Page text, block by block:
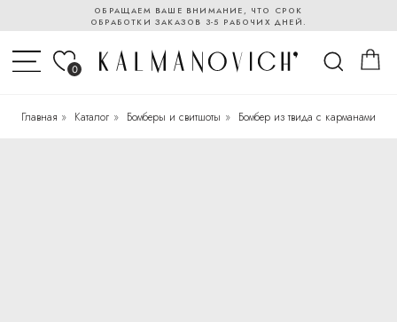
ОБРАЩАЕМ ВАШЕ ВНИМАНИЕ, ЧТО СРОК
ОБРАБОТКИ ЗАКАЗОВ 3-5 РАБОЧИХ ДНЕЙ.
0
Главная » Каталог » Бомберы и свитшоты » Бомбер из твида с карманами